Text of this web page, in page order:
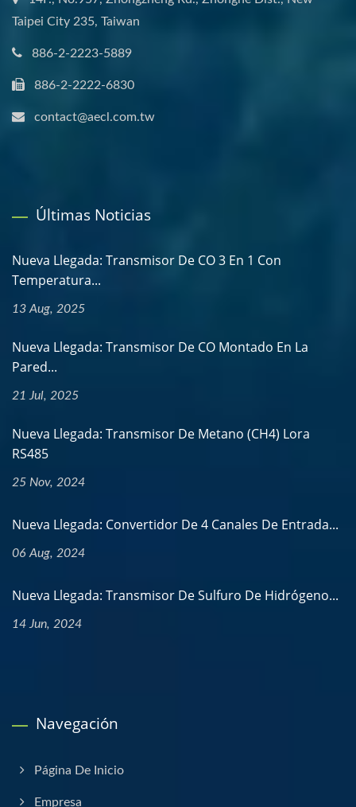
Taipei City 235, Taiwan
886-2-2223-5889
886-2-2222-6830
contact@aecl.com.tw
Últimas Noticias
Nueva Llegada: Transmisor De CO 3 En 1 Con
Temperatura...
13 Aug, 2025
Nueva Llegada: Transmisor De CO Montado En La
Pared...
21 Jul, 2025
Nueva Llegada: Transmisor De Metano (CH4) Lora
RS485
25 Nov, 2024
Nueva Llegada: Convertidor De 4 Canales De Entrada...
06 Aug, 2024
Nueva Llegada: Transmisor De Sulfuro De Hidrógeno...
14 Jun, 2024
Navegación
Página De Inicio
Empresa